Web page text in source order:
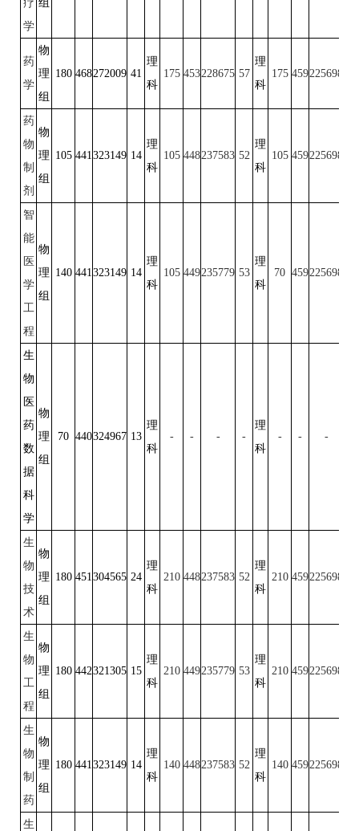
疗
学
组
药
学
物
理
组
180 468272009 41
理
科
175 453228675 57
理
科
175 459225698
药
物
制
剂
物
理
组
105 441 323149 14
理
科
105 448237583 52
理
科
105 459225698
智
能
医
学
工
程
物
理
组
140 441 323149 14
理
科
105 449235779 53
理
科
70 459225698
生
物
医
药
数
据
科
学
物
理
组
70 440324967 13
理
科
- - - -
理
科
- - -
生
物
技
术
物
理
组
180 451 304565 24
理
科
210 448237583 52
理
科
210 459225698
生
物
工
程
物
理
组
180 442321305 15
理
科
210 449235779 53
理
科
210 459225698
生
物
制
药
物
理
组
180 441 323149 14
理
科
140 448237583 52
理
科
140 459225698
生